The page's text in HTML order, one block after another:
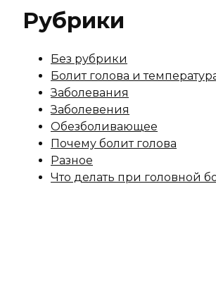
Рубрики
Без рубрики
Болит голова и
Заболевания
Заболевения
Обезболивающее
Почему болит голова
Разное
Что делать при головной